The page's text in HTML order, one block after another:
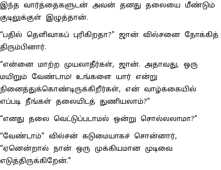
இந்த வார்த்தைகளுடன் அவன் தனது தலையை மீண்டும்
குடிலுக்குள் இழுத்தான்.
“பதில் தெளிவாகப் புரிகிறதா?” ஜான் வில்சனை நோக்கித்
திரும்பினார்.
“என்னை மாற்ற முயலாதீர்கள், ஜான். அதாவது, ஒரு
மயிறும் வேண்டாம்! உங்களை யார் என்று
நினைத்துக்கொண்டிருக்கிறீர்கள், என் வாழ்க்கையில்
எப்படி நீங்கள் தலையிடத் துணியலாம்?”
“எனது தலை வெட்டுப்படாமல் ஒன்று சொல்லலாமா?”
“வேண்டாம்” வில்சன் கடுமையாகச் சொன்னார்,
“ஏனென்றால் நான் ஒரு முக்கியமான முடிவை
எடுத்திருக்கிறேன்.”